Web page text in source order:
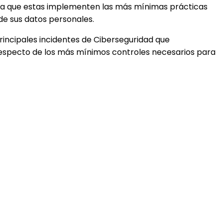
que estas implementen las más mínimas prácticas
sus datos personales.
incidentes de Ciberseguridad que
de los más mínimos controles necesarios para